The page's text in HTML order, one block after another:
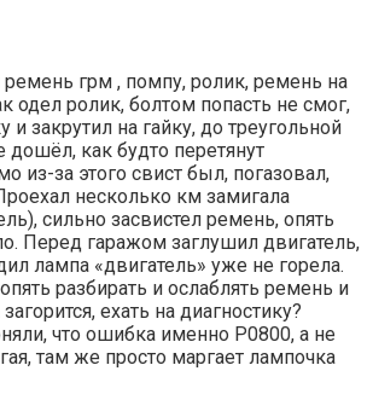
ремень грм , помпу, ролик, ремень на
одел ролик, болтом попасть не смог,
и закрутил на гайку, до треугольной
дошёл, как будто перетянут
из-за этого свист был, погазовал,
несколько км замигала
сильно засвистел ремень, опять
Перед гаражом заглушил двигатель,
лампа «двигатель» уже не горела.
разбирать и ослаблять ремень и
ехать на диагностику?
что ошибка именно P0800, а не
там же просто маргает лампочка